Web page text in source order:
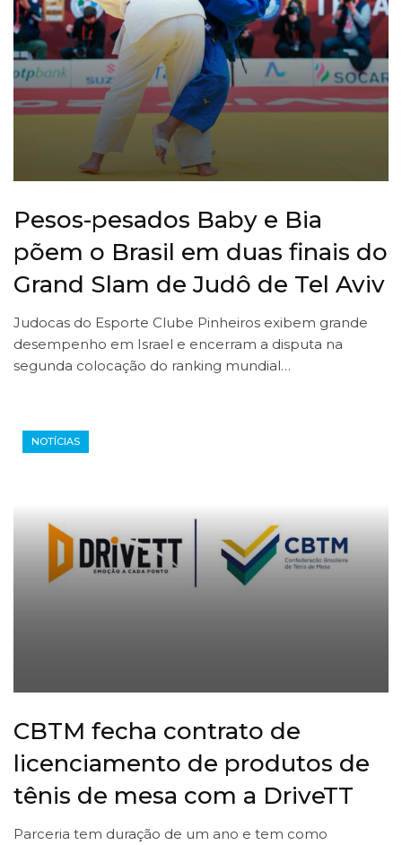
Pesos-pesados Baby e Bia
põem o Brasil em duas finais do
Grand Slam de Judô de Tel Aviv
Judocas do Esporte Clube Pinheiros exibem grande
desempenho em Israel e encerram a disputa na
segunda colocação do ranking mundial…
NOTÍCIAS
CBTM fecha contrato de
licenciamento de produtos de
tênis de mesa com a DriveTT
Parceria tem duração de um ano e tem como